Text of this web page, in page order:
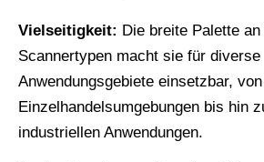
Vielseitigkeit: Die breite Palette
Scannertypen macht sie für diverse
Anwendungsgebiete einsetzbar,
Einzelhandelsumgebungen bis hin
industriellen Anwendungen.